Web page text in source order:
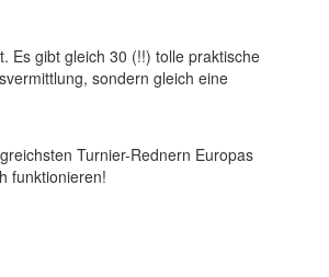
Es gibt gleich 30 (!!) tolle praktische
sondern gleich eine
Turnier-Rednern Europas
funktionieren!